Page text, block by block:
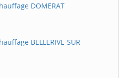
DOMERAT
BELLERIVE-SUR-